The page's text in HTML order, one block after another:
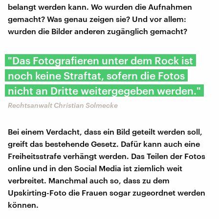
belangt werden kann. Wo wurden die Aufnahmen
gemacht? Was genau zeigen sie? Und vor allem:
wurden die Bilder anderen zugänglich gemacht?
"Das Fotografieren unter dem Rock ist
noch keine Straftat, sofern die Fotos
nicht an Dritte weitergegeben werden."
Rechtsanwalt Christian Solmecke
Bei einem Verdacht, dass ein Bild geteilt werden soll,
greift das bestehende Gesetz. Dafür kann auch eine
Freiheitsstrafe verhängt werden. Das Teilen der Fotos
online und in den Social Media ist ziemlich weit
verbreitet. Manchmal auch so, dass zu dem
Upskirting-Foto die Frauen sogar zugeordnet werden
können.